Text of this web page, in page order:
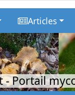
Articles
- Portail